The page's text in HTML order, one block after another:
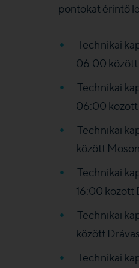
pontokat érintő
Technikai
06:00 között
Technikai
06:00 között
Technikai
között
Technikai
16:00 között
Technikai
között
Technikai